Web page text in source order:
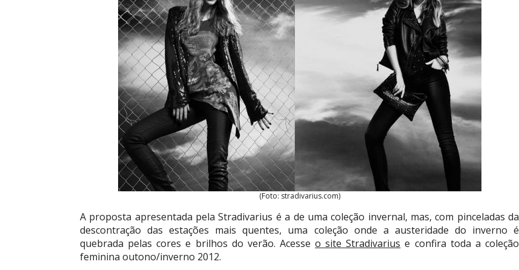
(Foto: stradivarius.com)
A proposta apresentada pela Stradivarius é a de uma coleção invernal, mas, com pinceladas da
descontração das estações mais quentes, uma coleção onde a austeridade do inverno é
quebrada pelas cores e brilhos do verão. Acesseo site Stradivarius e confira toda a coleção
feminina outono/inverno 2012.